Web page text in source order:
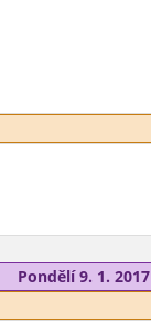
Pondělí 9. 1. 2017